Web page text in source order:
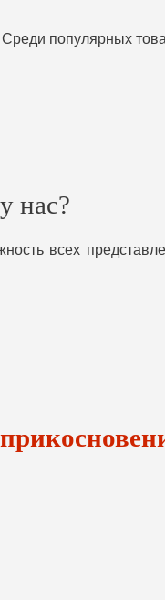
популярных
нас?
всех